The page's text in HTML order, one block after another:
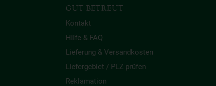
GUT BETREUT
Kontakt
Hilfe & FAQ
Lieferung & Versandkosten
Liefergebiet / PLZ prüfen
Reklamation